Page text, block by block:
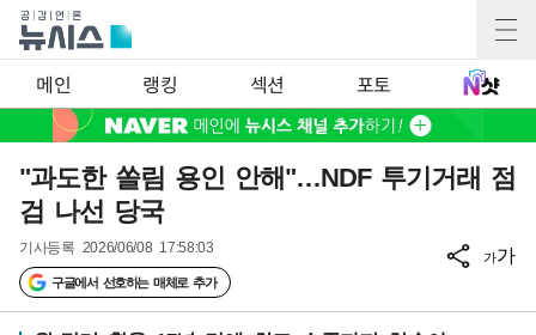
메인 랭킹 섹션 포토
"과도한 쏠림 용인 안해"…NDF 투기거래 점
검 나선 당국
기사등록 2026/06/08 17:58:03
구글에서 선호하는 매체로 추가
가가